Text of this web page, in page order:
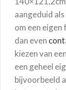
aangeduid
om een eigen
dan even
kiezen van
een geheel
bijvoorbeeld